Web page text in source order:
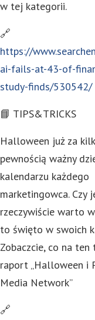
w tej kategorii.
🔗
https://
ai-fails-at-43-of-
study-finds/530542/
📘 TIPS&TRICKS
Halloween już za
pewnością ważny
kalendarzu każdego
marketingowca. Czy
rzeczywiście warto
to święto w swoich
Zobaczcie, co na
raport „Halloween i
Media Network”
🔗